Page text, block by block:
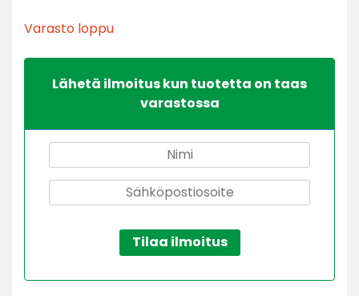
Varasto loppu
Lähetä ilmoitus kun tuotetta on taas
varastossa
Tilaa ilmoitus